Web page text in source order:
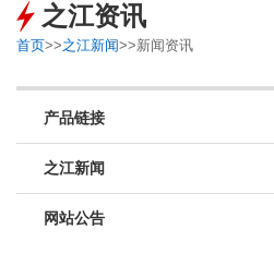
之江资讯
首页>>之江新闻>>新闻资讯
产品链接
之江新闻
网站公告